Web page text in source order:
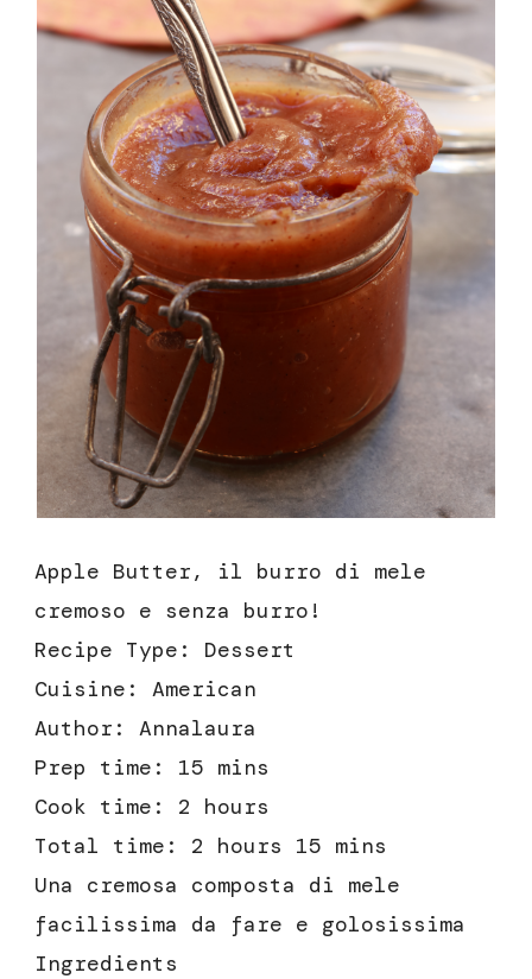
Apple Butter, il burro di mele
cremoso e senza burro!
Recipe Type : Dessert
Cuisine: American
Author: Annalaura
Prep time: 15 mins
Cook time: 2 hours
Total time: 2 hours 15 mins
Una cremosa composta di mele
facilissima da fare e golosissima
Ingredients